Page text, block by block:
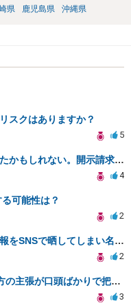
県 鹿児島県 沖縄県
スクはありますか？
5
誹謗中傷に当たる内容を投稿したかもしれない。開示請求や民事刑事裁判に発展しうるのか教えて欲しい。
4
可能性は？
2
当方の腹いせで相手方の個人情報をSNSで晒してしまい名誉毀損させてしまったかもしれない
2
Xの開示請求の双方審で、相手方の主張が口頭ばかりで把握しきれません
3